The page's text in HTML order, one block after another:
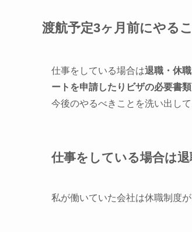
渡航予定3ヶ月前にやる
仕事をしている場合は退職・休
ートを申請したりビザの必要書
今後のやるべきことを洗い出し
仕事をしている場合は
私が働いていた会社は休職制度